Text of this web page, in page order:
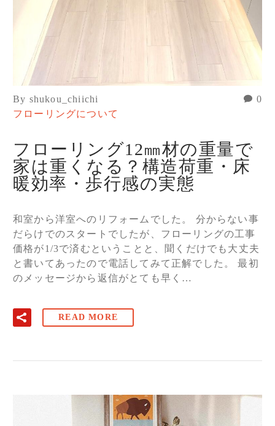
0
By shukou_chiichi
フローリングについて
フローリング12㎜材の重量で
家は重くなる？構造荷重・床
暖効率・歩行感の実態
和室から洋室へのリフォームでした。 分からない事
だらけでのスタートでしたが、フローリングの工事
価格が1/3で済むということと、聞くだけでも大丈夫
と書いてあったので電話してみて正解でした。 最初
のメッセージから返信がとても早く…
READ MORE